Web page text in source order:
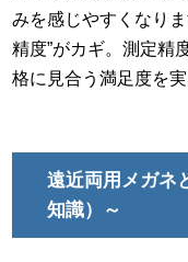
みを感じやすくなり
精度”がカギ。測定精
格に見合う満足度を
遠近両用メガネ
知識）～